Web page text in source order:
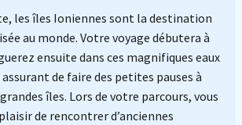
les îles Ioniennes sont la destination
au monde. Votre voyage débutera à
ensuite dans ces magnifiques eaux
de faire des petites pauses à
îles. Lors de votre parcours, vous
de rencontrer d’anciennes